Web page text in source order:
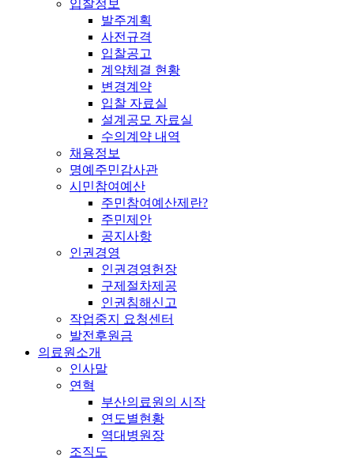
입찰정보
발주계획
사전규격
입찰공고
계약체결 현황
변경계약
입찰 자료실
설계공모 자료실
수의계약 내역
채용정보
명예주민감사관
시민참여예산
주민참여예산제란?
주민제안
공지사항
인권경영
인권경영헌장
구제절차제공
인권침해신고
작업중지 요청센터
발전후원금
의료원소개
인사말
연혁
부산의료원의 시작
연도별현황
역대병원장
조직도